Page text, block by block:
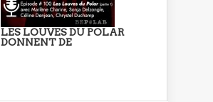
LES LOUVES DU POLAR
DONNENT DE